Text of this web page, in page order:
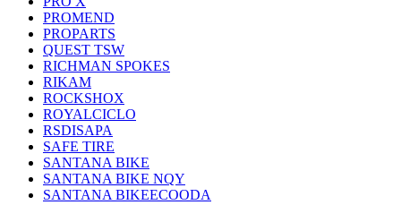
PROMEND
PROPARTS
QUEST TSW
RICHMAN SPOKES
RIKAM
ROCKSHOX
ROYALCICLO
RSDISAPA
SAFE TIRE
SANTANA BIKE
SANTANA BIKE NQY
SANTANA BIKEECOODA